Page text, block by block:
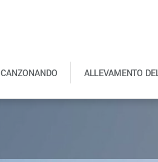
CANZONANDO ALLEVAMENTO